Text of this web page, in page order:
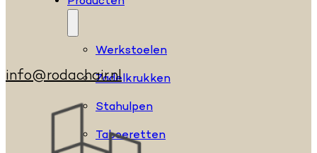
Werkstoelen
Zadelkrukken
Stahulpen
Taboeretten
info@rodachair.nl